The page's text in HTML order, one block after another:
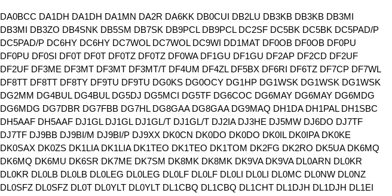
DA0BCC DA1DH DA1DH DA1MN DA2R DA6KK DB0CUI DB2LU DB3KB DB3KB DB3MI
DB3MI DB3ZO DB4SNK DB5SM DB7SK DB9PCL DB9PCL DC2SF DC5BK DC5BK DC5PAD/P
DC5PAD/P DC6HY DC6HY DC7WOL DC7WOL DC9WI DD1MAT DF0OB DF0OB DF0PU
DF0PU DF0SI DF0T DF0T DF0TZ DF0TZ DF0WA DF1GU DF1GU DF2AP DF2CD DF2UF
DF2UF DF3ME DF3MT DF3MT DF3MT/T DF4UM DF4ZL DF5BX DF6RI DF6TZ DF7CP DF7WL
DF8TT DF8TT DF8TY DF9TU DF9TU DG0KS DG0OCY DG1HP DG1WSK DG1WSK DG1WSK
DG2MM DG4BUL DG4BUL DG5DJ DG5MCI DG5TF DG6COC DG6MAY DG6MAY DG6MDG
DG6MDG DG7DBR DG7FBB DG7HL DG8GAA DG8GAA DG9MAQ DH1DA DH1PAL DH1SBC
DH5AAF DH5AAF DJ1GL DJ1GL DJ1GL/T DJ1GL/T DJ2IA DJ3HE DJ5MW DJ6DO DJ7TF
DJ7TF DJ9BB DJ9BI/M DJ9BI/P DJ9XX DK0CN DK0DO DK0DO DK0IL DK0IPA DK0KE
DK0SAX DK0ZS DK1LIA DK1LIA DK1TEO DK1TEO DK1TOM DK2FG DK2RO DK5UA DK6MQ
DK6MQ DK6MU DK6SR DK7ME DK7SM DK8MK DK8MK DK9VA DK9VA DL0ARN DL0KR
DL0KR DL0LB DL0LB DL0LEG DL0LEG DL0LF DL0LF DL0LI DL0LI DL0MC DL0NW DL0NZ
DL0SFZ DL0SFZ DL0T DL0YLT DL0YLT DL1CBQ DL1CBQ DL1CHT DL1DJH DL1DJH DL1EI